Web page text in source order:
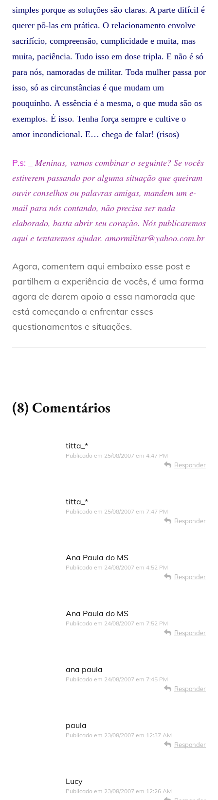
simples porque as soluções são claras. A parte difícil é
querer pô-las em prática. O relacionamento envolve
sacrifício, compreensão, cumplicidade e muita, mas
muita, paciência. Tudo isso em dose tripla. E não é só
para nós, namoradas de militar. Toda mulher passa por
isso, só as circunstâncias é que mudam um
pouquinho. A essência é a mesma, o que muda são os
exemplos. É isso. Tenha força sempre e cultive o
amor incondicional. E… chega de falar! (risos)
P.s: _
Meninas, vamos combinar o seguinte? Se vocês
estiverem passando por alguma situação que queiram
ouvir conselhos ou palavras amigas, mandem um e-
mail para nós contando, não precisa ser nada
elaborado, basta abrir seu coração. Nós publicaremos
aqui e tentaremos ajudar. amormilitar@yahoo.com.br
Agora, comentem aqui embaixo esse post e
partilhem a experiência de vocês, é uma forma
agora de darem apoio a essa namorada que
está começando a enfrentar esses
questionamentos e situações.
(8) Comentários
titta_*
Publicado em 25/08/2007 em 4:47 PM
Responder
titta_*
Publicado em 25/08/2007 em 7:47 PM
Responder
Ana Paula do MS
Publicado em 24/08/2007 em 4:52 PM
Responder
Ana Paula do MS
Publicado em 24/08/2007 em 7:52 PM
Responder
ana paula
Publicado em 24/08/2007 em 7:45 PM
Responder
paula
Publicado em 23/08/2007 em 12:37 AM
Responder
Lucy
Publicado em 23/08/2007 em 12:26 AM